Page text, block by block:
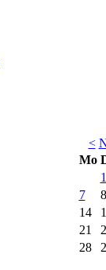
<
Mo
1
7
8
14
21
28